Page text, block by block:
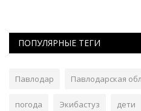
ПОПУЛЯРНЫЕ ТЕГИ
Павлодар Павлодарская
погода Экибастуз дети